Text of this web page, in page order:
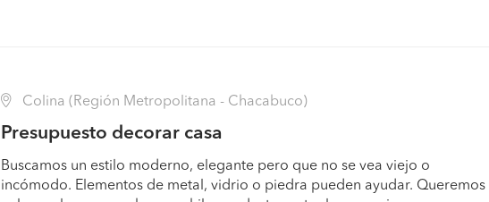
Colina (Región Metropolitana - Chacabuco)
Presupuesto decorar casa
Buscamos un estilo moderno, elegante pero que no se vea viejo o
incómodo. Elementos de metal, vidrio o piedra pueden ayudar. Queremos